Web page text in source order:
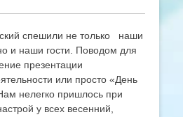
спешили не только наши
и наши гости. Поводом для
презентации
или просто «День
нелегко пришлось при
у всех весенний,